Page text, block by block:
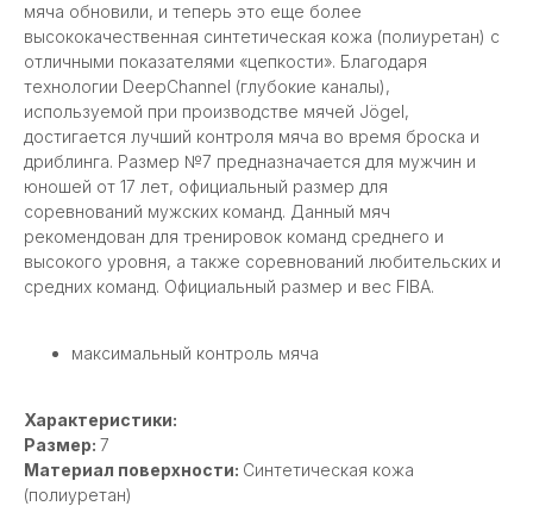
мяча обновили, и теперь это еще более
высококачественная синтетическая кожа (полиуретан) с
отличными показателями «цепкости». Благодаря
технологии DeepChannel (глубокие каналы),
используемой при производстве мячей Jögel,
достигается лучший контроля мяча во время броска и
дриблинга. Размер №7 предназначается для мужчин и
юношей от 17 лет, официальный размер для
соревнований мужских команд. Данный мяч
рекомендован для тренировок команд среднего и
высокого уровня, а также соревнований любительских и
средних команд. Официальный размер и вес FIBA.
максимальный контроль мяча
Характеристики:
Размер: 7
Материал поверхности: Синтетическая кожа
(полиуретан)